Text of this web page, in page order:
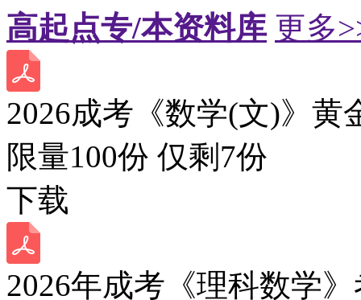
高起点专/本资料库 更多
2026成考《数学(文)》黄
限量100份 仅剩 7份
下载
2026年成考《理科数学